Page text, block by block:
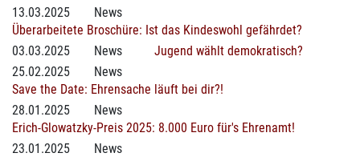
13.03.2025
News
Überarbeitete Broschüre: Ist das Kindeswohl gefährdet?
03.03.2025
News
Jugend wählt demokratisch?
25.02.2025
News
Save the Date: Ehrensache läuft bei dir?!
28.01.2025
News
Erich-Glowatzky-Preis 2025: 8.000 Euro für's Ehrenamt!
23.01.2025
News